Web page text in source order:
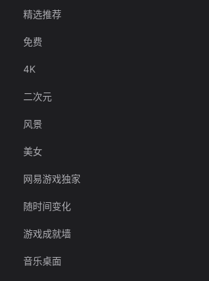
精选推荐
免费
4K
二次元
风景
美女
网易游戏独家
随时间变化
游戏成就墙
音乐桌面